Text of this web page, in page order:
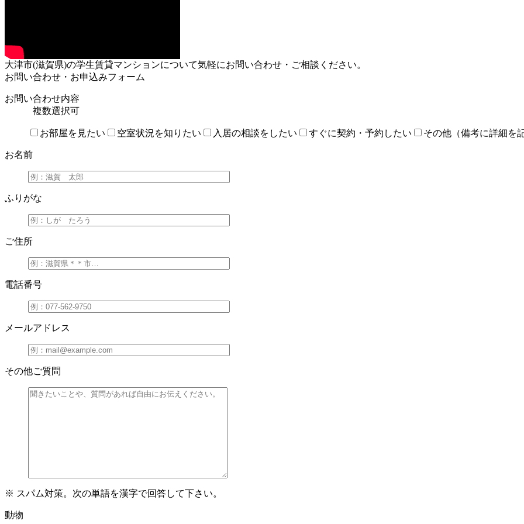
大津市(滋賀県)の学生賃貸マンションについて気軽にお問い合わせ・ご相談ください。
お問い合わせ・お申込みフォーム
お問い合わせ内容
複数選択可
お部屋を見たい 空室状況を知りたい 入居の相談をしたい すぐに契約・予約したい その他（備考に詳細を
お名前
ふりがな
ご住所
電話番号
メールアドレス
その他ご質問
※ スパム対策。次の単語を漢字で回答して下さい。
動物